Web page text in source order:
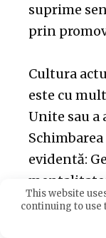
suprime
prin
Cultura
este cu
Unite sau
evidentă:
regimului
aranjate,
This website
continuing to use